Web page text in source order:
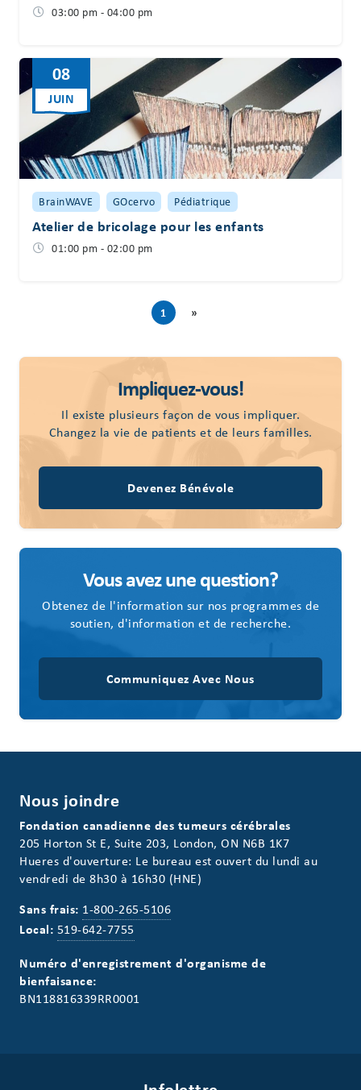
03:00 pm - 04:00 pm
08
JUIN
BrainWAVE GOcervo Pédiatrique
Atelier de bricolage pour les enfants
01:00 pm - 02:00 pm
1 »
Impliquez-vous!
Il existe plusieurs façon de vous impliquer.
Changez la vie de patients et de leurs familles.
Devenez Bénévole
Vous avez une question?
Obtenez de l'information sur nos programmes de
soutien, d'information et de recherche.
Communiquez Avec Nous
Nous joindre
Fondation canadienne des tumeurs cérébrales
205 Horton St E, Suite 203, London, ON N6B 1K7
Hueres d'ouverture: Le bureau est ouvert du lundi au
vendredi de 8h30 à 16h30 (HNE)
Sans frais: 1-800-265-5106
Local: 519-642-7755
Numéro d'enregistrement d'organisme de
bienfaisance:
BN118816339RR0001